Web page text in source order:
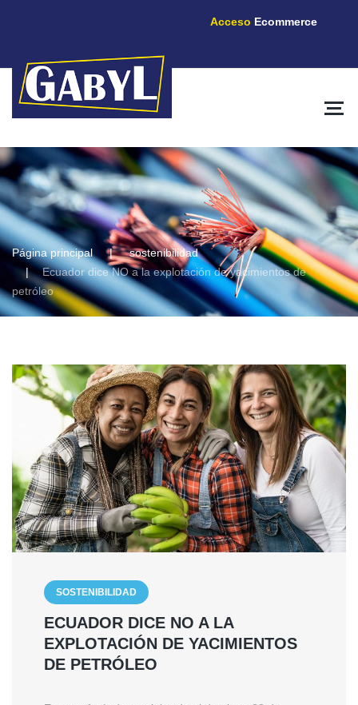
Página principal
sostenibilidad
Ecuador dice NO a la explotación de yacimientos de
petróleo
SOSTENIBILIDAD
ECUADOR DICE NO A LA
EXPLOTACIÓN DE YACIMIENTOS
DE PETRÓLEO
Acceso Ecommerce